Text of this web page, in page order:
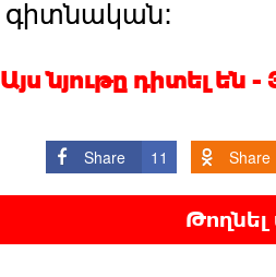
գիտնական:
Այս նյութը դիտել են
Share 11 Share
Թողնել